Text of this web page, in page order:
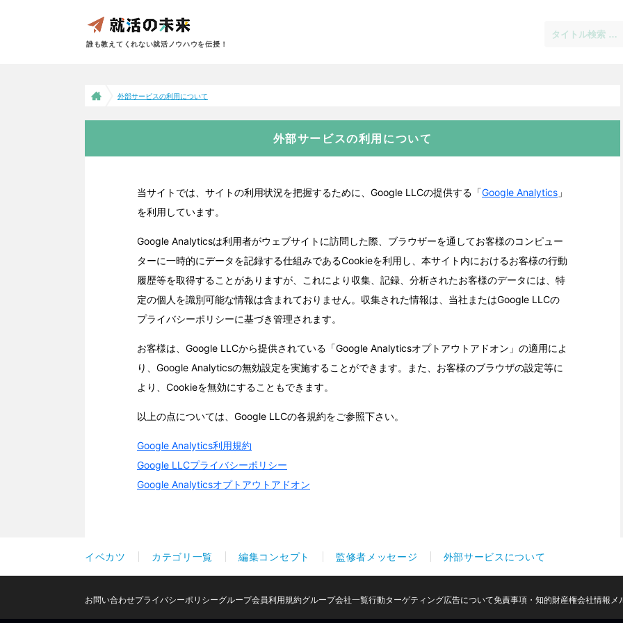
誰も教えてくれない就活ノウハウを伝授！
外部サービスの利用について
イベカツ カテゴリ一覧 編集コンセプト 監修者メッセージ 外部サービスについて
お問い合わせプライバシーポリシーグループ会員利用規約グループ会社一覧行動ターゲティング広告について免責事項・知的財産権会社情報 メ